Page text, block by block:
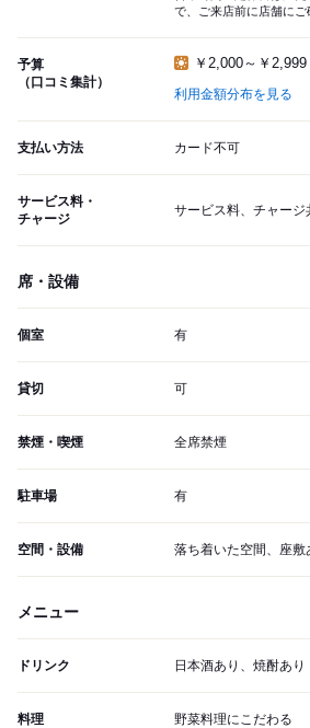
で、ご来店前に店舗にご
予算
（口コミ集計）
￥2,000～￥2,999
利用金額分布を見る
支払い方法 カード不可
サービス料・
チャージ
サービス料、チャージ
席・設備
個室 有
貸切 可
禁煙・喫煙 全席禁煙
駐車場 有
空間・設備 落ち着いた空間、座敷
メニュー
ドリンク 日本酒あり、焼酎あり
料理 野菜料理にこだわる